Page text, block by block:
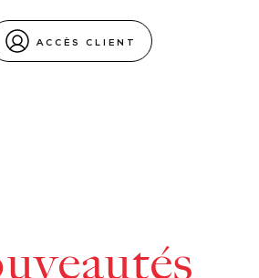
ACCÈS CLIENT